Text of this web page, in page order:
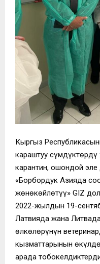
Кыргыз
караштуу
карантин, ошондой
«Борбордук Азияда
жөнөкөйлөтүү» GIZ
2022-жылдын 19-
Латвияда жана
өлкөлөрүнүн
кызматтарынын
арада